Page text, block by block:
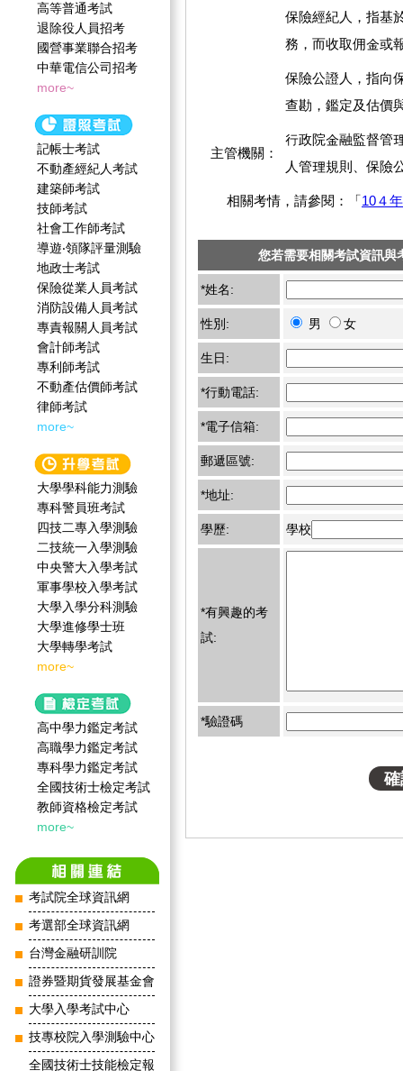
高等普通考試
退除役人員招考
國營事業聯合招考
中華電信公司招考
more~
記帳士考試
不動產經紀人考試
建築師考試
技師考試
社會工作師‍考試
導遊‧領隊評量測驗
地政士考試
保險從業人員考試
消防設備人員考試
專責報關人員考試
會計師考試
專利師考試
不動產估價師考試
律師考試
more~
大學學科能力測驗
專科警員班考試
四技二專入學測驗
二技統一入學測驗
中央警大入學考試
軍事學校入學考試
大學入學分科測驗
大學進修學士班
大學轉學考試
more~
高中學力鑑定考試
高職學力鑑定考試
專科學力鑑定考試
全國技術士檢定考試
教師資格檢定考試
more~
考試院全球資訊網
考選部全球資訊網
台灣金融研訓院
證券暨期貨發展基金會
大學入學考試中心
技專校院入學測驗中心
全國技術士技能檢定報
保險經紀人，指基
務，而收取佣金或
保險公證人，指向
查勘，鑑定及估價
主管機關：
行政院金融監督管
人管理規則、保險
相關考情，請參閱：「10４
您若需要相關考試資訊與
*姓名:
性別: 男 女
生日:
*行動電話:
*電子信箱:
郵遞區號:
*地址:
學歷: 學校
*有興趣的考
試:
*驗證碼